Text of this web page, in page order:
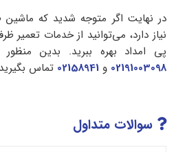
در نهایت اگر متوجه شدید که ماشین
نیاز دارد، می‌توانید از خدمات
پی امداد بهره ببرید. بدین
02191003098 و 02158941 تماس
سوالات متداول